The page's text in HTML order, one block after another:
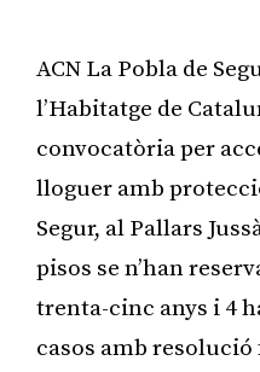
ACN La Pobla de
l’Habitatge de
convocatòria per
lloguer amb
Segur, al Pallars
pisos se n’han
trenta-cinc anys i 4
casos amb resolució